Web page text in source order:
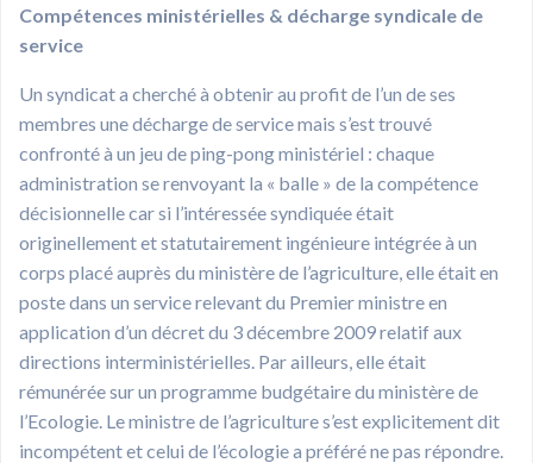
Compétences ministérielles & décharge syndicale de
service
Un syndicat a cherché à obtenir au profit de l’un de ses
membres une décharge de service mais s’est trouvé
confronté à un jeu de ping-pong ministériel : chaque
administration se renvoyant la « balle » de la compétence
décisionnelle car si l’intéressée syndiquée était
originellement et statutairement ingénieure intégrée à un
corps placé auprès du ministère de l’agriculture, elle était en
poste dans un service relevant du Premier ministre en
application d’un décret du 3 décembre 2009 relatif aux
directions interministérielles. Par ailleurs, elle était
rémunérée sur un programme budgétaire du ministère de
l’Ecologie. Le ministre de l’agriculture s’est explicitement dit
incompétent et celui de l’écologie a préféré ne pas répondre.